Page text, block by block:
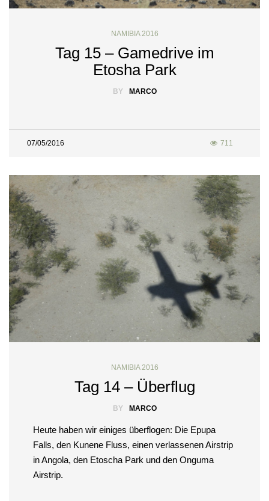
NAMIBIA 2016
Tag 15 – Gamedrive im
Etosha Park
BY MARCO
07/05/2016 711
NAMIBIA 2016
Tag 14 – Überflug
BY MARCO
Heute haben wir einiges überflogen: Die Epupa
Falls, den Kunene Fluss, einen verlassenen Airstrip
in Angola, den Etoscha Park und den Onguma
Airstrip.